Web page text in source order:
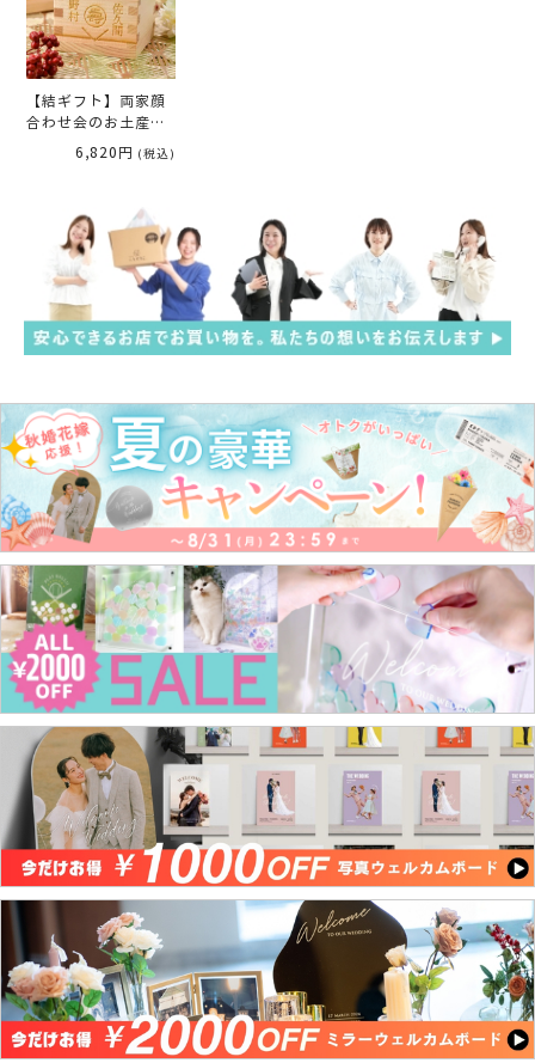
【結ギフト】両家顔
合わせ会のお土産・
記念ギフト三家族お
揃いの「名入れ枡／
6,820円 (税込)